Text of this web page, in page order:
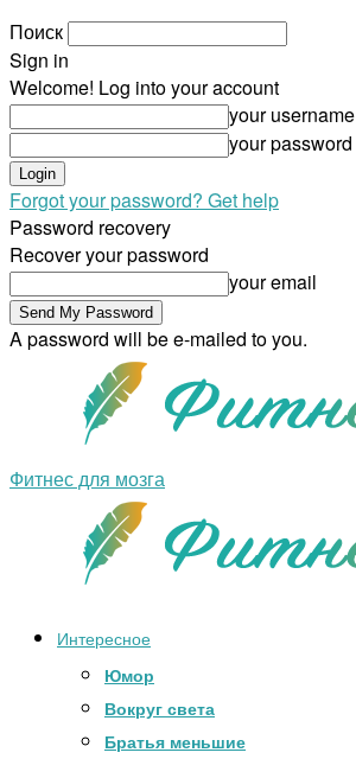
Поиск
Sign in
Welcome! Log into your account
your username
your password
Forgot your password? Get help
Password recovery
Recover your password
your email
A password will be e-mailed to you.
Фитнес для мозга
Интересное
Юмор
Вокруг света
Братья меньшие